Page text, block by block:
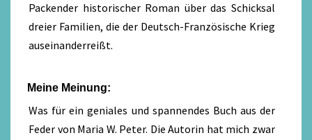
Packender historischer Roman über das Schicksal
dreier Familien, die der Deutsch-Französische Krieg
auseinanderreißt.
Meine Meinung:
Was für ein geniales und spannendes Buch aus der
Feder von Maria W. Peter. Die Autorin hat mich zwar